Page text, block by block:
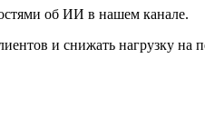
об ИИ в нашем канале.
и снижать нагрузку на